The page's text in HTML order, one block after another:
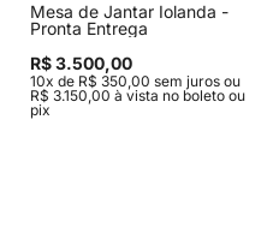
Mesa de Jantar Iolanda -
Pronta Entrega
R$ 3.500,00
10x de R$ 350,00 sem juros ou
R$ 3.150,00 à vista no boleto ou
pix